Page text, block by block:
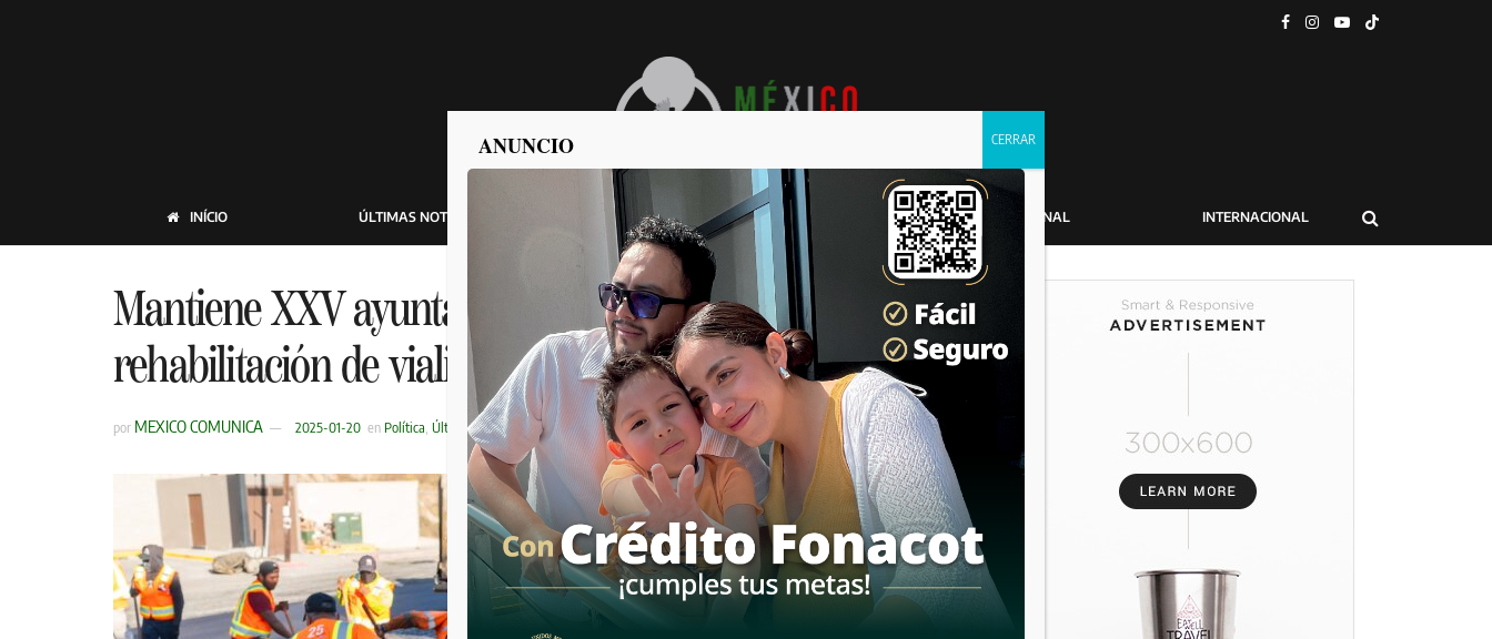
INÍCIO ÚLTIMAS NOTICIAS POLÍTICA POLICIACA NACIONAL INTERNACIONAL
Mantiene XXV ayuntamiento de Tijuana
rehabilitación de vialidades
por MEXICO COMUNICA 2025-01-20 en Política Últimas Noticias
ANUNCIO